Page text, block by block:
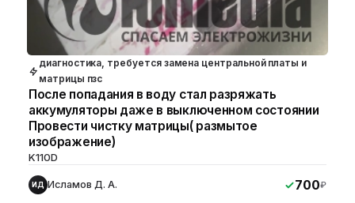
диагностика, требуется замена центральной платы и
матрицы пзс
После попадания в воду стал разряжать
аккумуляторы даже в выключенном состоянии
Провести чистку матрицы( размытое
изображение)
K110D
ИД Исламов Д. А. 700₽